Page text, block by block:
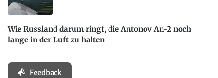
Wie Russland darum ringt, die Antonov An-2 noch
lange in der Luft zu halten
Feedback